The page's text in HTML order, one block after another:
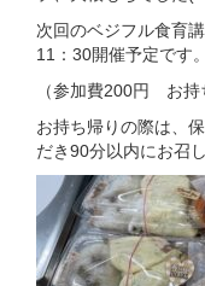
次回のベジフル食育
11：30開催予定です。
（参加費200円 お
お持ち帰りの際は、
だき90分以内にお召